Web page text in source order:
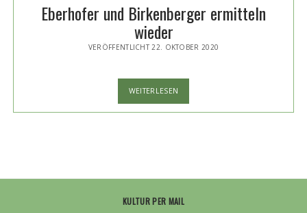
Eberhofer und Birkenberger ermitteln
wieder
VERÖFFENTLICHT 22. OKTOBER 2020
WEITERLESEN
UND
BIRKENBERGER
KULTUR PER MAIL